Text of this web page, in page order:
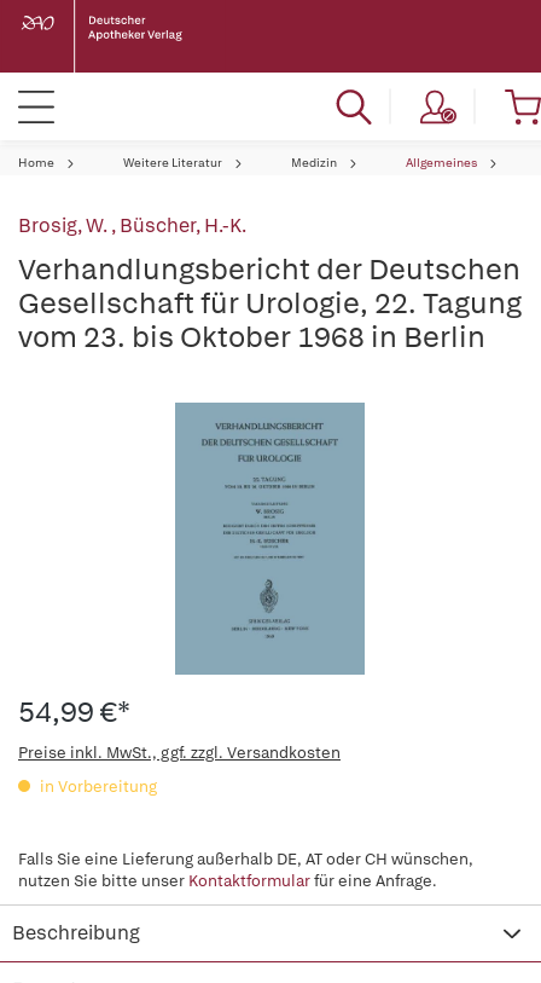
Home Weitere Literatur Medizin Allgemeines
Brosig, W.,Büscher, H.-K.
Verhandlungsbericht der Deutschen
Gesellschaft für Urologie, 22. Tagung
vom 23. bis Oktober 1968 in Berlin
54,99 €*
Preise inkl. MwSt., ggf. zzgl. Versandkosten
in Vorbereitung
Falls Sie eine Lieferung außerhalb DE, AT oder CH wünschen,
nutzen Sie bitte unser Kontaktformularfür eine Anfrage.
Beschreibung